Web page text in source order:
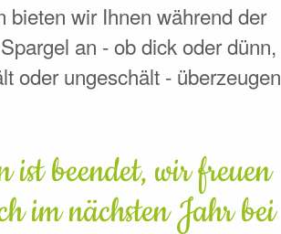
bieten wir Ihnen während der
an - ob dick oder dünn,
oder ungeschält - überzeugen
ist beendet, wir freuen
im nächsten Jahr bei